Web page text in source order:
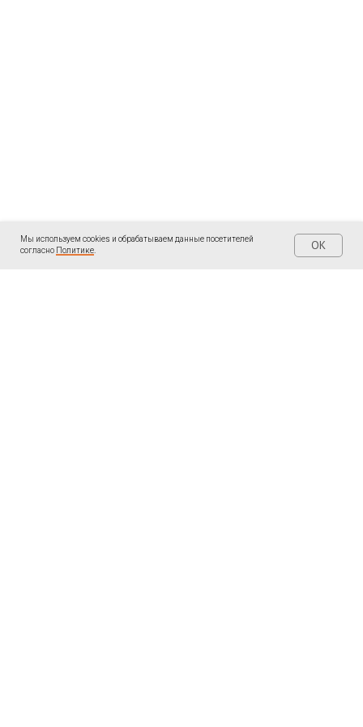
Мы используем cookies и обрабатываем данные посетителей
согласно Политике. OK